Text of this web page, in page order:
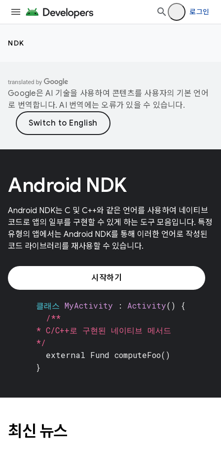
로그인
NDK
Google은 AI 기술을 사용하여 콘텐츠를 사용자의 기본 언어
로 번역합니다. AI 번역에는 오류가 있을 수 있습니다.
Android NDK
Android NDK는 C 및 C++와 같은 언어를 사용하여 네이티브
코드로 앱의 일부를 구현할 수 있게 하는 도구 모음입니다. 특정
유형의 앱에서는 Android NDK를 통해 이러한 언어로 작성된
코드 라이브러리를 재사용할 수 있습니다.
시작하기
클래스 MyActivity : Activity() {
/**
* C/C++로 구현된 네이티브 메서드
*/
external Fund computeFoo()
}
최신 뉴스